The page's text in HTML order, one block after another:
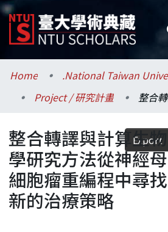
Communities & Collections
Research Outputs
Fundings & Projects
Researchers
Organizations
Home
Project / 研究計畫
Export
整合轉譯與計算生物
學研究方法從神經母
細胞瘤重編程中尋找
新的治療策略